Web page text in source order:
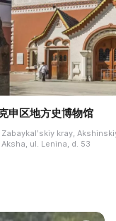
申区地方史博物馆
Zabaykalʹskiy kray,
Aksha, ul. Lenina, d. 53